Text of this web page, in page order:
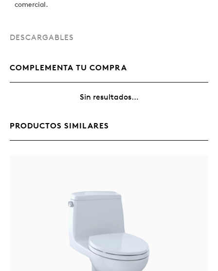
DESCARGABLES
comercial.
COMPLEMENTA TU COMPRA
Sin resultados…
PRODUCTOS SIMILARES